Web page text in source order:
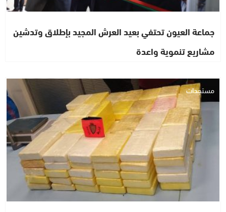
جماعة العيون تحتفي بعيد العرش المجيد بإطلاق وتدشين
مشاريع تنموية واعدة
مستجدات